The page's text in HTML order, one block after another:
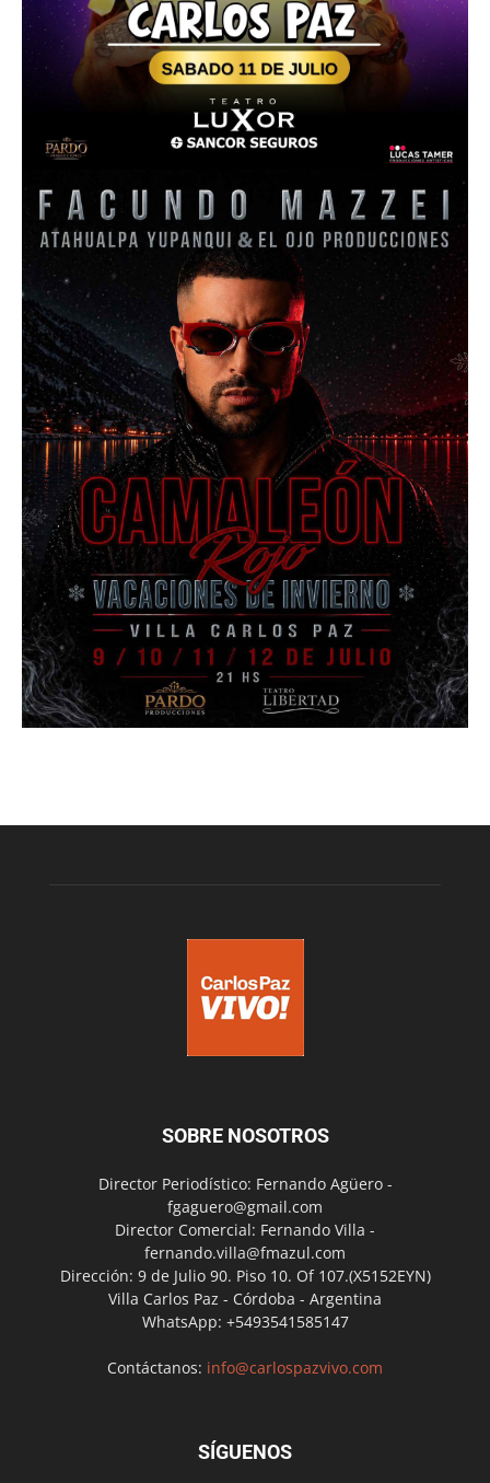
SOBRE NOSOTROS
Director Periodístico: Fernando Agüero -
fgaguero@gmail.com
Director Comercial: Fernando Villa -
fernando.villa@fmazul.com
Dirección: 9 de Julio 90. Piso 10. Of 107.(X5152EYN)
Villa Carlos Paz - Córdoba - Argentina
WhatsApp: +5493541585147
Contáctanos: info@carlospazvivo.com
SÍGUENOS